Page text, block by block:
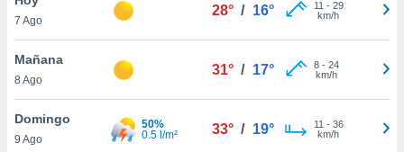
en
más
nuestra
7 Ago
28° / 16° 11 - 29
km/h
Mañana
8 Ago
31° / 17° 8- 24
km/h
Domingo
9 Ago
50%
0.5 l/m²
33° / 19° 11 - 36
km/h